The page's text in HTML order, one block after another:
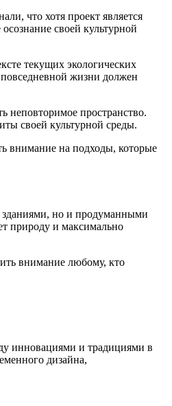
что хотя проект является
своей культурной
текущих экологических
жизни должен
неповторимое пространство.
своей культурной среды.
внимание на подходы, которые
зданиями, но и продуманными
природу и максимально
внимание любому, кто
инновациями и традициями в
дизайна,